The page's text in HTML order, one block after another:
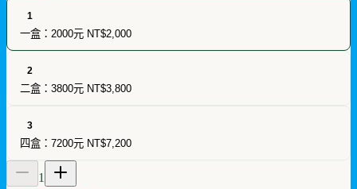
1
一盒：2000元 NT$2,000
2
二盒：3800元 NT$3,800
3
四盒：7200元 NT$7,200
1